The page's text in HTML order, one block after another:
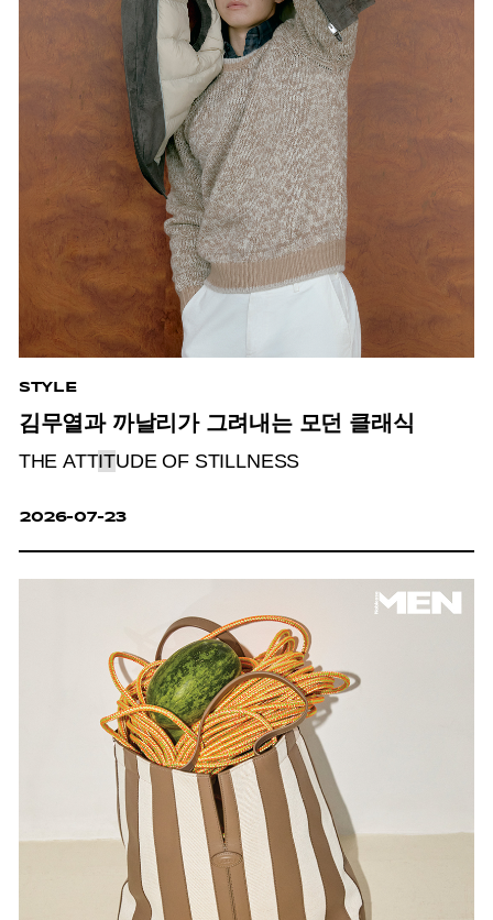
STYLE
김무열과 까날리가 그려내는 모던 클래식
THE ATTITUDE OF STILLNESS
2026-07-23